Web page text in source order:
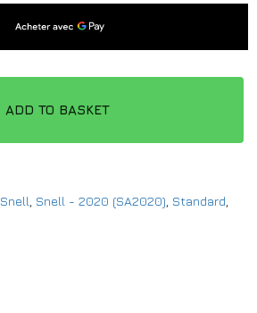
ADD TO BASKET
Snell Snell - 2020 (SA2020) Standard